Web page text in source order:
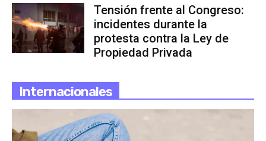
Tensión frente al Congreso:
incidentes durante la
protesta contra la Ley de
Propiedad Privada
Internacionales